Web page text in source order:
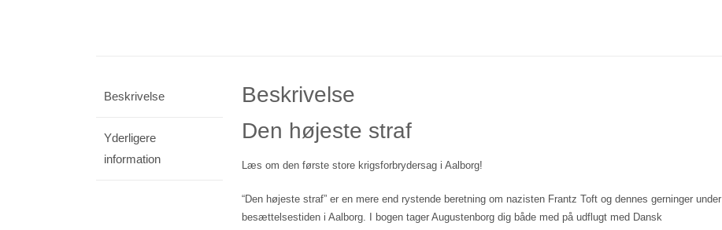
Beskrivelse
Yderligere
information
Beskrivelse
Den højeste straf
Læs om den første store krigsforbrydersag i Aalborg!
“Den højeste straf” er en mere end rystende beretning om nazisten Frantz Toft og dennes gerninger under
besættelsestiden i Aalborg. I bogen tager Augustenborg dig både med på udflugt med Dansk